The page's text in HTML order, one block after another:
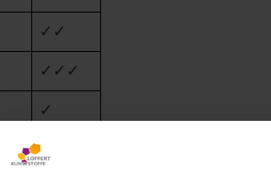
✓✓
✓✓✓
✓
✓✓✓✓